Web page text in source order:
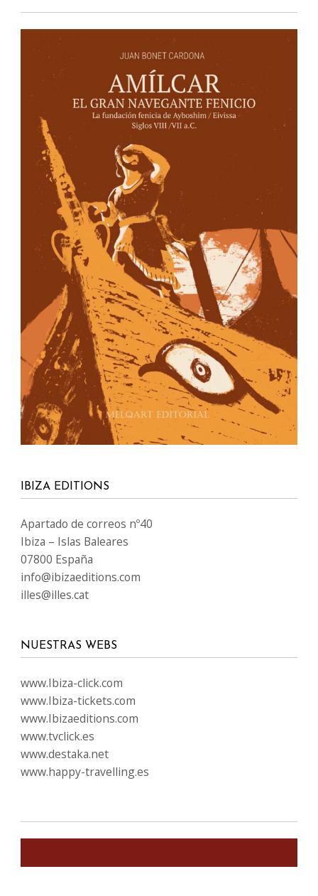
IBIZA EDITIONS
Apartado de correos nº40
Ibiza – Islas Baleares
07800 España
info@ibizaeditions.com
illes@illes.cat
NUESTRAS WEBS
www.Ibiza-click.com
www.Ibiza-tickets.com
www.Ibizaeditions.com
www.tvclick.es
www.destaka.net
www.happy-travelling.es